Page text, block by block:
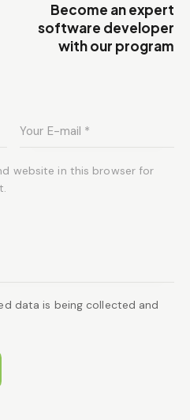
Become an expert
software developer
with our program
website in this browser for
data is being collected and